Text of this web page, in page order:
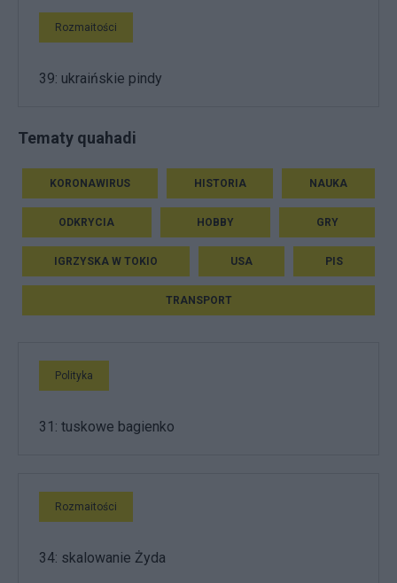
Rozmaitości
39: ukraińskie pindy
Tematy quahadi
KORONAWIRUS HISTORIA NAUKA
ODKRYCIA HOBBY GRY
IGRZYSKA W TOKIO USA PIS
TRANSPORT
Polityka
31: tuskowe bagienko
Rozmaitości
34: skalowanie Żyda